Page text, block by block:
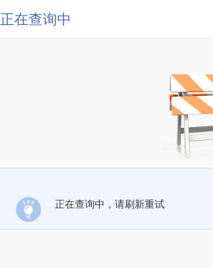
正在查询中
正在查询中，请刷新重试